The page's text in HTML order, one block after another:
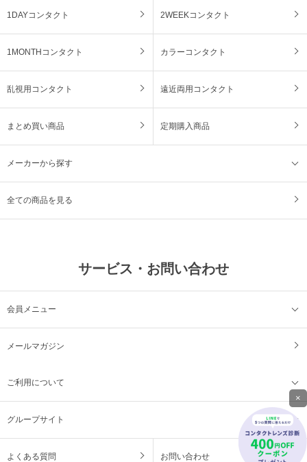
1DAYコンタクト 2WEEKコンタクト
1MONTHコンタクト カラーコンタクト
乱視用コンタクト 遠近両用コンタクト
まとめ買い商品 定期購入商品
メーカーから探す
全ての商品を見る
サービス・お問い合わせ
会員メニュー
メールマガジン
ご利用について
グループサイト
よくある質問 お問い合わせ
×